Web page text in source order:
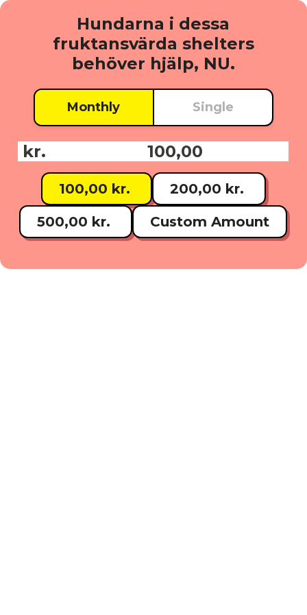
Hundarna i dessa
fruktansvärda shelters
behöver hjälp, NU.
Monthly Single
Donationsbelopp:
kr.
100,00 kr.
200,00 kr.
500,00 kr.
Custom Amount